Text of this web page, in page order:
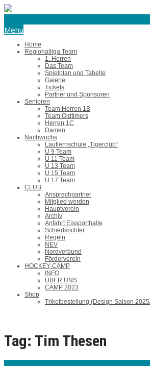
Menu
Home
Regionalliga Team
1. Herren
Das Team
Spielplan und Tabelle
Galerie
Tickets
Partner und Sponsoren
Senioren
Team Herren 1B
Team Oldtimers
Herren 1C
Damen
Nachwuchs
Lauflernschule „Tigerclub“
U 9 Team
U 11 Team
U 13 Team
U 15 Team
U 17 Team
CLUB
Ansprechpartner
Mitglied werden
Hauptverein
Archiv
Anfahrt Eissporthalle
Schiedsrichter
Regeln
NEV
Nordverbund
Förderverein
HOCKEY-CAMP
INFO
ÜBER UNS
CAMP 2023
Shop
Trikotbestellung (Design Saison
Tag: Tim Thesen